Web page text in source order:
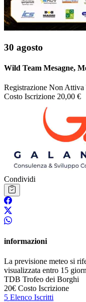
30 agosto
Wild Team Mesagne,
Registrazione Non Attiva
Costo Iscrizione 20,00 €
Condividi
informazioni
La previsione meteo si
visualizzata entro 15
TDB Trofeo dei Borghi
20€ Costo Iscrizione
5 Elenco Iscritti